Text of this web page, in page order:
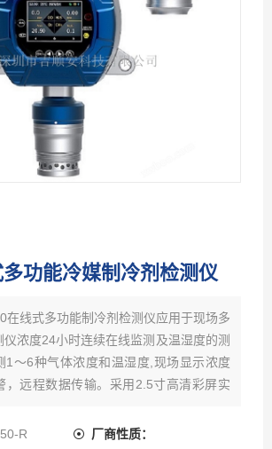
多功能冷媒制冷剂检测仪
在线式多功能制冷剂检测仪应用于现场多
浓度24小时连续在线监测及温湿度的测
1～6种气体浓度和温湿度,现场显示浓度
，远程数据传输。采用2.5寸高清彩屏实
外、催化燃烧、热导、PID光离子原理的
R 厂商性质：